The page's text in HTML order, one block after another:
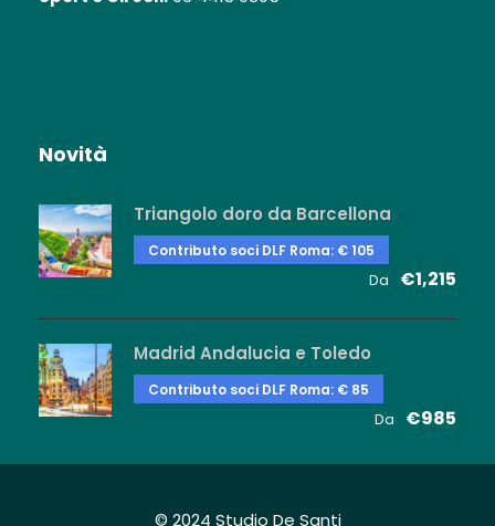
Novità
Triangolo doro da Barcellona
Contributo soci DLF Roma: € 105
Da €1,215
Madrid Andalucia e Toledo
Contributo soci DLF Roma: € 85
Da €985
© 2024 Studio De Santi